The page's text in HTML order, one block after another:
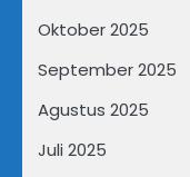
Oktober 2025
September 2025
Agustus 2025
Juli 2025